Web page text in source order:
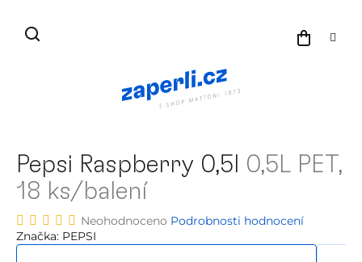
obsah
Pepsi Raspberry 0,5l 0,5L PET,
18 ks/balení
Průměrné
hodnocení
Neohodnoceno Podrobnosti hodnocení
Značka: PEPSI